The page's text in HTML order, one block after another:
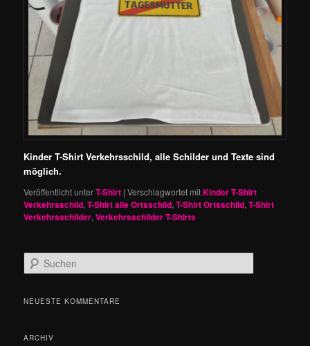
Kinder T-Shirt Verkehrsschild, alle Schilder und Texte sind
möglich.
Veröffentlicht unterT-Shirt |Verschlagwortet mitKinder T-Shirt
Verkehrsschild,T-Shirt alle Ortsschild,T-Shirt Ortsschild,T-Shirt
Verkehrsschilder,Verkehrsschilder T-Shirts
u
h
NEUESTE KOMMENTARE
ARCHIV